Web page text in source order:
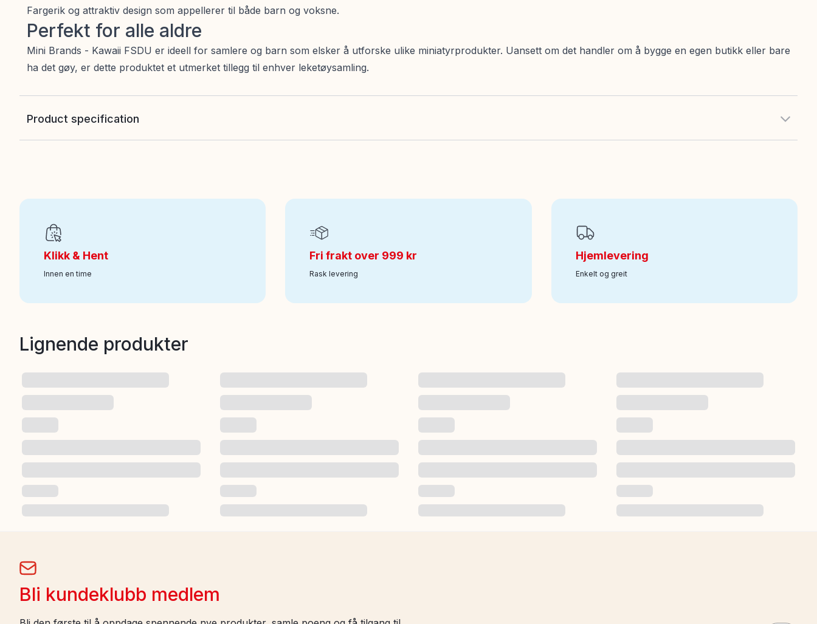
Fargerik og attraktiv design som appellerer til både barn og voksne.
Perfekt for alle aldre
Mini Brands - Kawaii FSDU er ideell for samlere og barn som elsker å utforske ulike miniatyrprodukter. Uansett om det handler om å bygge en egen butikk eller bare
ha det gøy, er dette produktet et utmerket tillegg til enhver leketøysamling.
Product specification
Art nr:100-226011029
Klikk & Hent
Innen en time
Fri frakt over 999 kr
Rask levering
Hjemlevering
Enkelt og greit
Lignende produkter
Bli kundeklubb medlem